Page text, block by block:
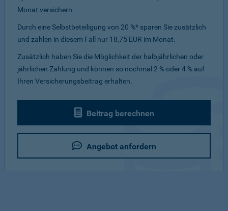
Monat versichern.
Durch eine Selbstbeteiligung von 20 %* sparen Sie zusätzlich
und zahlen in diesem Fall nur 18,75 EUR im Monat.
Zusätzlich haben Sie die Möglichkeit der halbjährlichen oder
jährlichen Zahlung und können so nochmal 2 % oder 4 % auf
Ihren Versicherungsbeitrag erhalten.
Beitrag berechnen
Angebot anfordern